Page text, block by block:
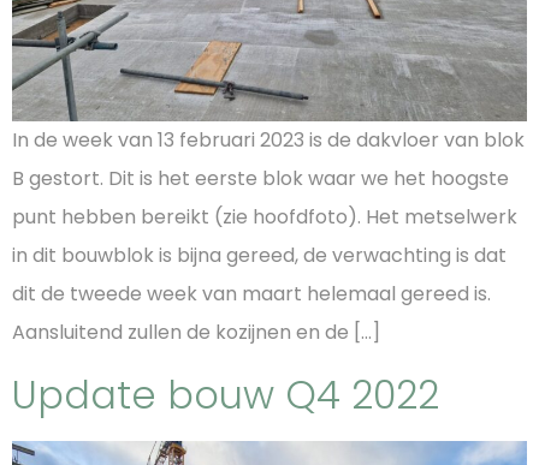
In de week van 13 februari 2023 is de dakvloer van blok
B gestort. Dit is het eerste blok waar we het hoogste
punt hebben bereikt (zie hoofdfoto). Het metselwerk
in dit bouwblok is bijna gereed, de verwachting is dat
dit de tweede week van maart helemaal gereed is.
Aansluitend zullen de kozijnen en de […]
Update bouw Q4 2022